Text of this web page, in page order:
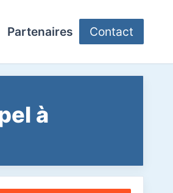
Partenaires Contact
à